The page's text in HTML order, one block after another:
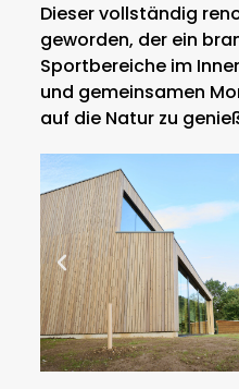
Dieser vollständig
geworden, der ein
Sportbereiche im
und gemeinsamen
auf die Natur zu